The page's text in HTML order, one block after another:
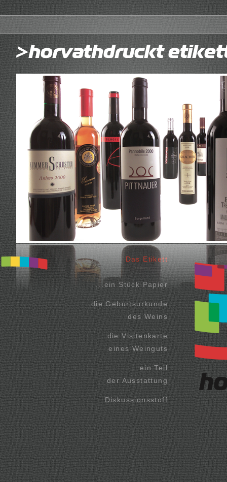
Das Etikett
...ein Stück Papier
...die Geburtsurkunde
des Weins
...die Visitenkarte
eines Weinguts
...ein Teil
der Ausstattung
...Diskussionsstoff